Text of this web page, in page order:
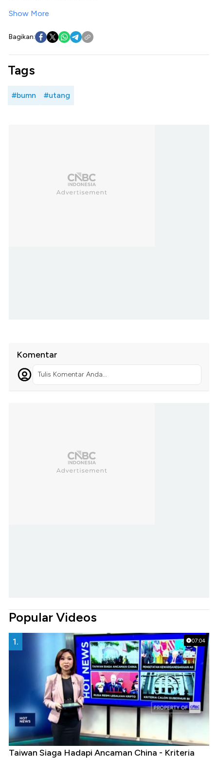
Show More
Bagikan:
Tags
#bumn #utang
Komentar
Tulis Komentar Anda...
Popular Videos
07:04
1.
Taiwan Siaga Hadapi Ancaman China - Kriteria